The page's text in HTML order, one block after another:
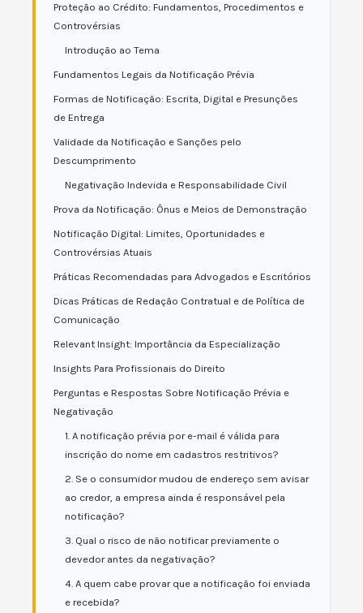
Proteção ao Crédito: Fundamentos, Procedimentos e
Controvérsias
Introdução ao Tema
Fundamentos Legais da Notificação Prévia
Formas de Notificação: Escrita, Digital e Presunções
de Entrega
Validade da Notificação e Sanções pelo
Descumprimento
Negativação Indevida e Responsabilidade Civil
Prova da Notificação: Ônus e Meios de Demonstração
Notificação Digital: Limites, Oportunidades e
Controvérsias Atuais
Práticas Recomendadas para Advogados e Escritórios
Dicas Práticas de Redação Contratual e de Política de
Comunicação
Relevant Insight: Importância da Especialização
Insights Para Profissionais do Direito
Perguntas e Respostas Sobre Notificação Prévia e
Negativação
1. A notificação prévia por e-mail é válida para
inscrição do nome em cadastros restritivos?
2. Se o consumidor mudou de endereço sem avisar
ao credor, a empresa ainda é responsável pela
notificação?
3. Qual o risco de não notificar previamente o
devedor antes da negativação?
4. A quem cabe provar que a notificação foi enviada
e recebida?